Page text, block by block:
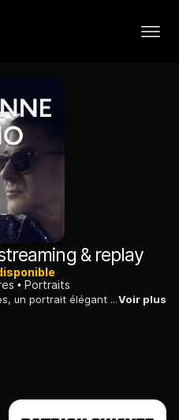
& replay
Portraits
Avec paroles et musiques ciselées, un portrait élégant du franc-tireur de la pop française, resté au sommet depuis plus de trente ans sans avoir cessé de se renouveler.Voir plus